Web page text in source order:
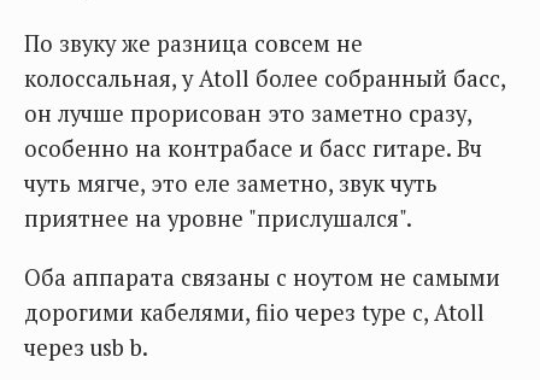
По звуку же разница совсем не
колоссальная, у Atoll более собранный басс,
он лучше прорисован это заметно сразу,
особенно на контрабасе и басс гитаре. Вч
чуть мягче, это еле заметно, звук чуть
приятнее на уровне "прислушался".
Оба аппарата связаны с ноутом не самыми
дорогими кабелями, fiio через type c, Atoll
через usb b.